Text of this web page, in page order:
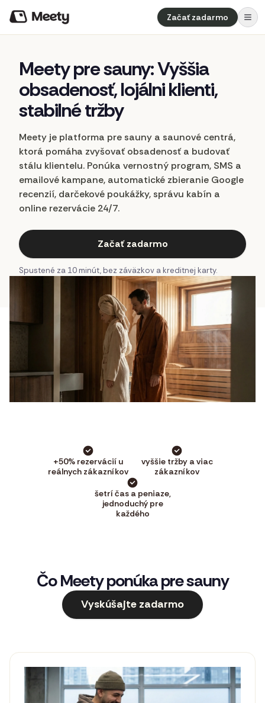
Začať zadarmo
Meetypresauny:Vyššia
obsadenosť,lojálniklienti,
stabilnétržby
Meety je platforma pre sauny a saunové centrá,
ktorá pomáha zvyšovať obsadenosť a budovať
stálu klientelu. Ponúka vernostný program, SMS a
emailové kampane, automatické zbieranie Google
recenzií, darčekové poukážky, správu kabín a
online rezervácie 24/7.
Začať zadarmo
Spustené za 10 minút, bez záväzkov a kreditnej karty.
+50% rezervácií u
reálnych zákazníkov
vyššie tržby a viac
zákazníkov
šetrí čas a peniaze,
jednoduchý pre
každého
Čo Meety ponúka pre sauny
Vyskúšajte zadarmo